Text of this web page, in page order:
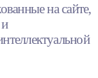
на сайте,